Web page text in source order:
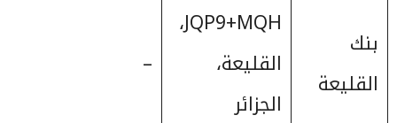
بنك
القليعة
JQP9+MQH،
القليعة،
الجزائر
–